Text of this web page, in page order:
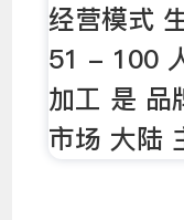
经营模式
51 - 100
加工 是 品
市场 大陆